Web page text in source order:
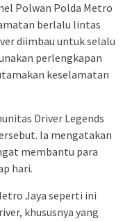
Polwan Polda Metro
berlalu lintas
diimbau untuk selalu
perlengkapan
keselamatan
Driver Legends
Ia mengatakan
membantu para
hari.
Jaya seperti ini
khususnya yang